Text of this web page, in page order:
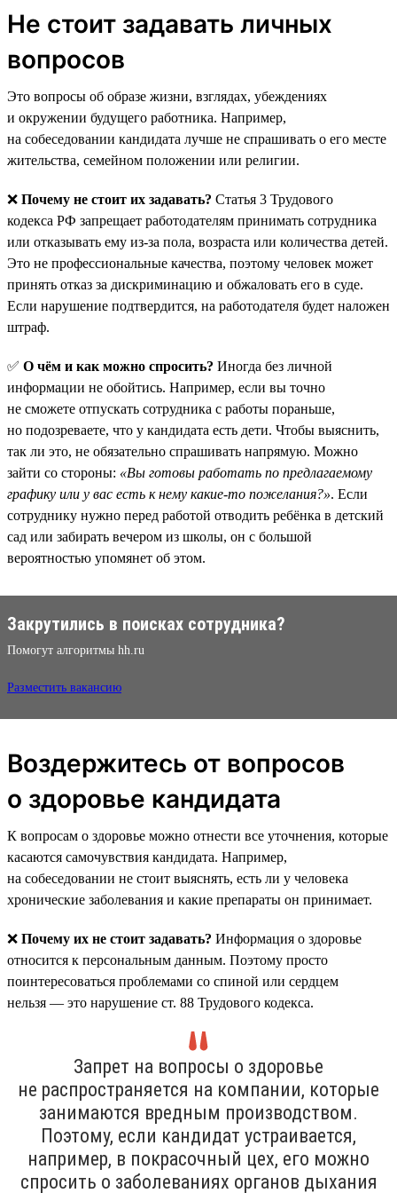
Не стоит задавать личных
вопросов
Это вопросы об образе жизни, взглядах, убеждениях
и окружении будущего работника. Например,
на собеседовании кандидата лучше не спрашивать о его месте
жительства, семейном положении или религии.
❌ Почему не стоит их задавать? Статья 3 Трудового
кодекса РФ запрещает работодателям принимать сотрудника
или отказывать ему из-за пола, возраста или количества детей.
Это не профессиональные качества, поэтому человек может
принять отказ за дискриминацию и обжаловать его в суде.
Если нарушение подтвердится, на работодателя будет наложен
штраф.
✅ О чём и как можно спросить? Иногда без личной
информации не обойтись. Например, если вы точно
не сможете отпускать сотрудника с работы пораньше,
но подозреваете, что у кандидата есть дети. Чтобы выяснить,
так ли это, не обязательно спрашивать напрямую. Можно
зайти со стороны: «Вы готовы работать по предлагаемому
графику или у вас есть к нему какие-то пожелания?». Если
сотруднику нужно перед работой отводить ребёнка в детский
сад или забирать вечером из школы, он с большой
вероятностью упомянет об этом.
Закрутились в поисках сотрудника?
Помогут алгоритмы hh.ru
Разместить вакансию
Воздержитесь от вопросов
о здоровье кандидата
К вопросам о здоровье можно отнести все уточнения, которые
касаются самочувствия кандидата. Например,
на собеседовании не стоит выяснять, есть ли у человека
хронические заболевания и какие препараты он принимает.
❌ Почему их не стоит задавать? Информация о здоровье
относится к персональным данным. Поэтому просто
поинтересоваться проблемами со спиной или сердцем
нельзя — это нарушение ст. 88 Трудового кодекса.
Запрет на вопросы о здоровье
не распространяется на компании, которые
занимаются вредным производством.
Поэтому, если кандидат устраивается,
например, в покрасочный цех, его можно
спросить о заболеваниях органов дыхания